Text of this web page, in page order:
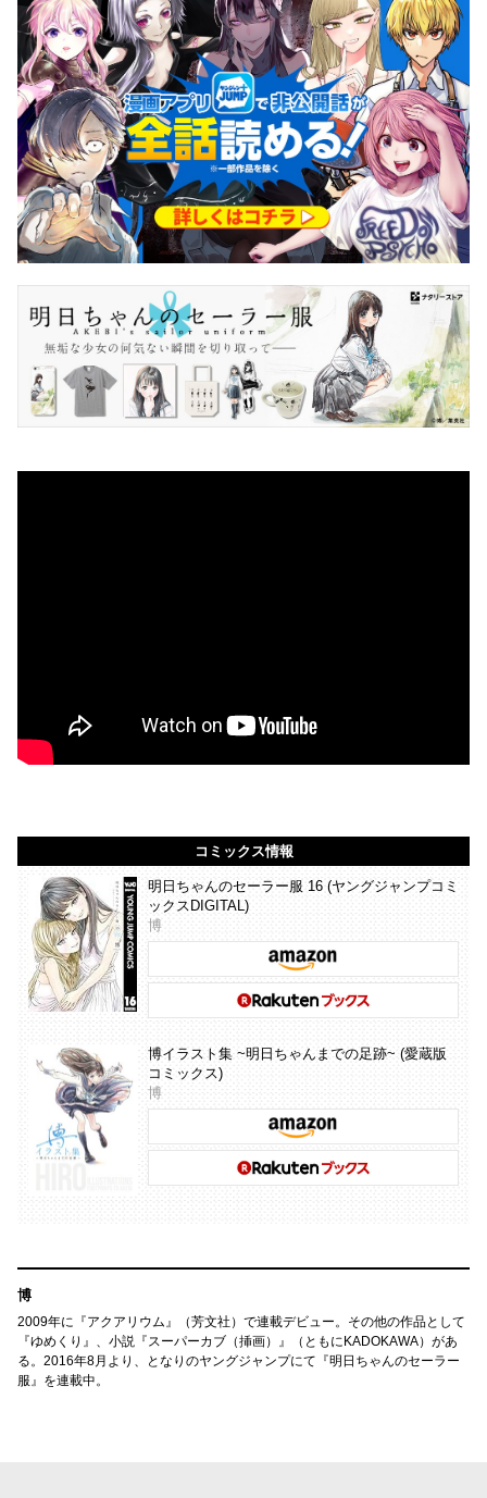
コミックス情報
明日ちゃんのセーラー服 16 (ヤングジャンプコミ
ックスDIGITAL)
博
博イラスト集 ~明日ちゃんまでの足跡~ (愛蔵版
コミックス)
博
博
2009年に『アクアリウム』（芳文社）で連載デビュー。その他の作品として
『ゆめくり』、小説『スーパーカブ（挿画）』（ともにKADOKAWA）があ
る。2016年8月より、となりのヤングジャンプにて『明日ちゃんのセーラー
服』を連載中。